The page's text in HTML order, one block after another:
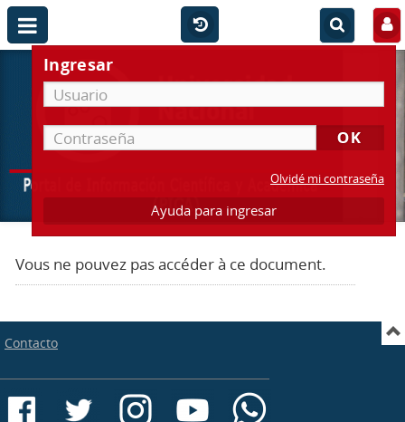
Ingresar
Olvidé mi contraseña
Ayuda para ingresar
Vous ne pouvez pas accéder à ce document.
Contacto